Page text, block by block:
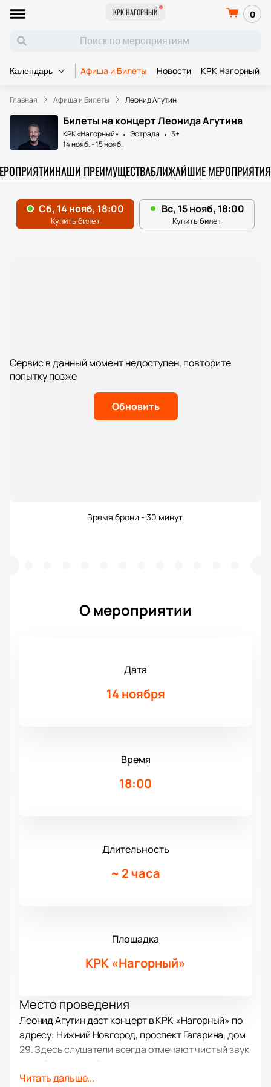
КРК НАГОРНЫЙ 0
Календарь Афиша и Билеты Новости КРК Нагорный
Главная Афиша и Билеты Леонид Агутин
Билеты на концерт Леонида Агутина
КРК «Нагорный» Эстрада
3+
14 нояб.-15 нояб.
НАШИ ПРЕИМУЩЕСТВАБЛИЖАЙШИЕ МЕРОПРИЯТИЯ
Сервис в данный момент недоступен, повторите
попытку позже
Обновить
Время брони - 30 минут.
О мероприятии
Дата
14 ноября
Время
18:00
Длительность
~ 2 часа
Площадка
КРК «Нагорный»
Место проведения
Леонид Агутин даст концерт в КРК «Нагорный» по
адресу: Нижний Новгород, проспект Гагарина, дом
29. Здесь слушатели всегда отмечают чистый звук
подходит для масштабных музыкальных встреч.
Читать дальше...